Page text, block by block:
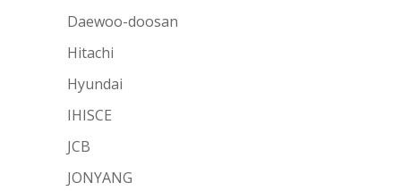
Daewoo-doosan
Hitachi
Hyundai
IHISCE
JCB
JONYANG